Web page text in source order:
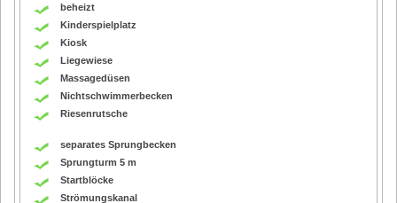
beheizt
Kinderspielplatz
Kiosk
Liegewiese
Massagedüsen
Nichtschwimmerbecken
Riesenrutsche
separates Sprungbecken
Sprungturm 5 m
Startblöcke
Strömungskanal